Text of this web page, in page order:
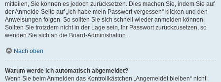
mitteilen, Sie können es jedoch zurücksetzen. Dies machen Sie, indem Sie auf
der Anmelde-Seite auf „Ich habe mein Passwort vergessen“ klicken und den
Anweisungen folgen. So sollten Sie sich schnell wieder anmelden können.
Sollten Sie trotzdem nicht in der Lage sein, Ihr Passwort zurückzusetzen, so
wenden Sie sich an die Board-Administration.
Nach oben
Warum werde ich automatisch abgemeldet?
Wenn Sie beim Anmelden das Kontrollkästchen „Angemeldet bleiben“ nicht